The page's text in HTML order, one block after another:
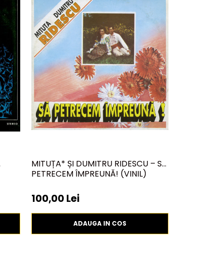
MITUȚA* ȘI DUMITRU RIDESCU – SĂ
PETRECEM ÎMPREUNĂ! (VINIL)
100,00 Lei
ADAUGA IN COS